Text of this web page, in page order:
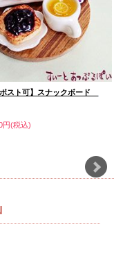
ポスト可】スナックボード
円(税込)